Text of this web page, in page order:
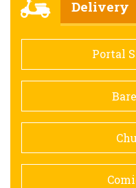
Delivery
Portal